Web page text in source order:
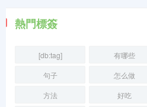
熱門標簽
[db:tag] 有哪些
句子
怎么做
方法
好吃